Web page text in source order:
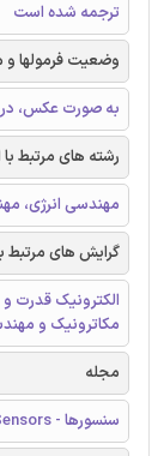
ترجمه شده است
وضعیت فرمولها و
به صورت عکس،
رشته های مرتبط با
مهندسی انرژی،
گرایش های مرتبط
الکترونیک قدرت و
مکاترونیک و
مجله
سنسورها - Sensors